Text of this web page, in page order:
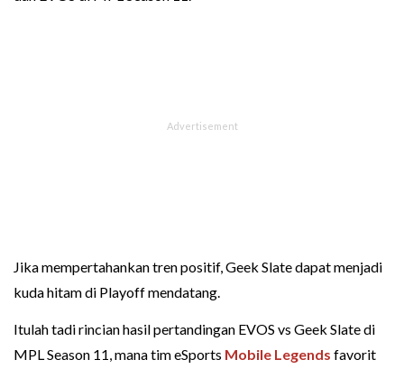
Jika mempertahankan tren positif, Geek Slate dapat menjadi
kuda hitam di Playoff mendatang.
Itulah tadi rincian hasil pertandingan EVOS vs Geek Slate di
MPL Season 11, mana tim eSports Mobile Legends favorit